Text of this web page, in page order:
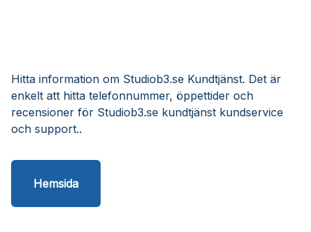
Hitta information om Studiob3.se Kundtjänst. Det är
enkelt att hitta telefonnummer, öppettider och
recensioner för Studiob3.se kundtjänst kundservice
och support..
Hemsida